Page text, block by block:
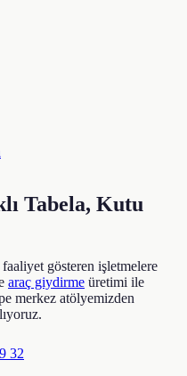
Tabela, Kutu
gösteren işletmelere
araç giydirme üretimi ile
merkez atölyemizden
32